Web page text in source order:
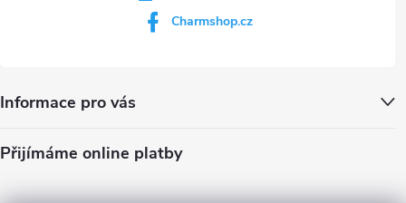
Charmshop.cz
Informace pro vás
Přijímáme online platby